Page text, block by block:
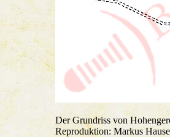
Der Grundriss von
Reproduktion: Markus